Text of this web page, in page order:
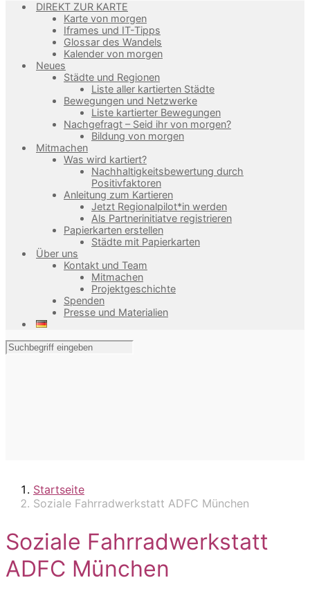
DIREKT ZUR KARTE
Karte von morgen
Iframes und IT-Tipps
Glossar des Wandels
Kalender von morgen
Neues
Städte und Regionen
Liste aller kartierten Städte
Bewegungen und Netzwerke
Liste kartierter Bewegungen
Nachgefragt – Seid ihr von morgen?
Bildung von morgen
Mitmachen
Was wird kartiert?
Nachhaltigkeitsbewertung durch
Positivfaktoren
Anleitung zum Kartieren
Jetzt Regionalpilot*in werden
Als Partnerinitiatve registrieren
Papierkarten erstellen
Städte mit Papierkarten
Über uns
Kontakt und Team
Mitmachen
Projektgeschichte
Spenden
Presse und Materialien
Startseite
Soziale Fahrradwerkstatt ADFC München
Soziale Fahrradwerkstatt
ADFC München